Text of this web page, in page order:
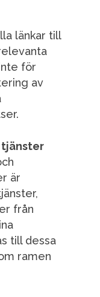
länkar till
för
av
är
från
till dessa
ramen